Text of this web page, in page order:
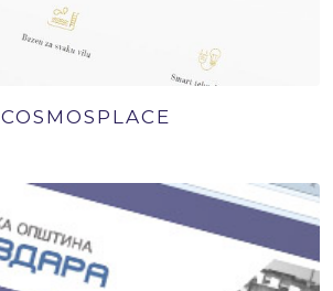
COSMOSPLACE